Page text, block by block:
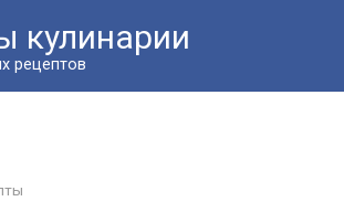
кулинарии
рецептов